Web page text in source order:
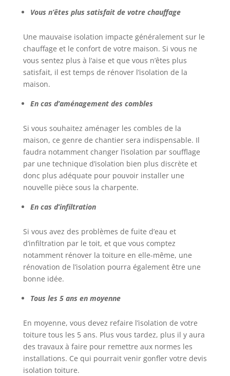
Vous n’êtes plus satisfait de votre chauffage
Une mauvaise isolation impacte généralement sur le
chauffage et le confort de votre maison. Si vous ne
vous sentez plus à l’aise et que vous n’êtes plus
satisfait, il est temps de rénover l’isolation de la
maison.
En cas d’aménagement des combles
Si vous souhaitez aménager les combles de la
maison, ce genre de chantier sera indispensable. Il
faudra notamment changer l’isolation par soufflage
par une technique d’isolation bien plus discrète et
donc plus adéquate pour pouvoir installer une
nouvelle pièce sous la charpente.
En cas d’infiltration
Si vous avez des problèmes de fuite d’eau et
d’infiltration par le toit, et que vous comptez
notamment rénover la toiture en elle-même, une
rénovation de l’isolation pourra également être une
bonne idée.
Tous les 5 ans en moyenne
En moyenne, vous devez refaire l’isolation de votre
toiture tous les 5 ans. Plus vous tardez, plus il y aura
des travaux à faire pour remettre aux normes les
installations. Ce qui pourrait venir gonfler votre devis
isolation toiture.